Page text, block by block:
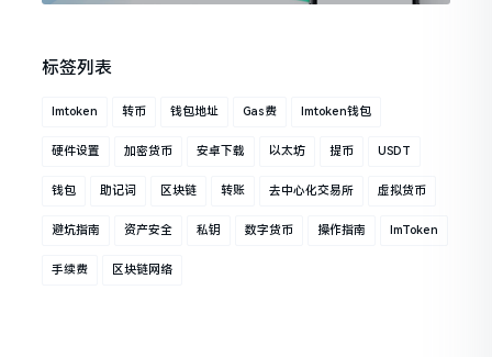
标签列表
Imtoken 转币 钱包地址 Gas费 Imtoken钱包
硬件设置 加密货币 安卓下载 以太坊 提币 USDT
钱包 助记词 区块链 转账 去中心化交易所 虚拟货币
避坑指南 资产安全 私钥 数字货币 操作指南 ImToken
手续费 区块链网络